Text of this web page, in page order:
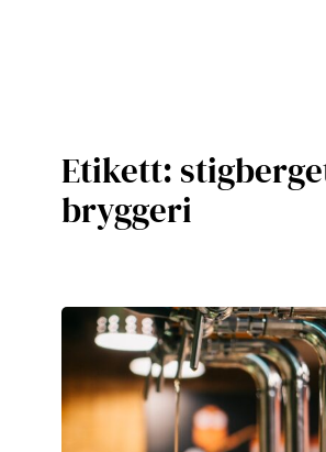
Etikett:
bryggeri